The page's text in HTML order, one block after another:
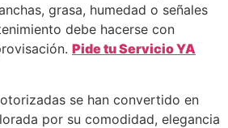
grasa, humedad o señales
debe hacerse con
Pide tu Servicio YA
se han convertido en
por su comodidad, elegancia